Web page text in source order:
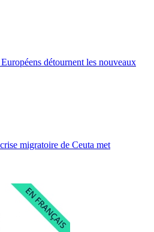
détournent les nouveaux
migratoire de Ceuta met